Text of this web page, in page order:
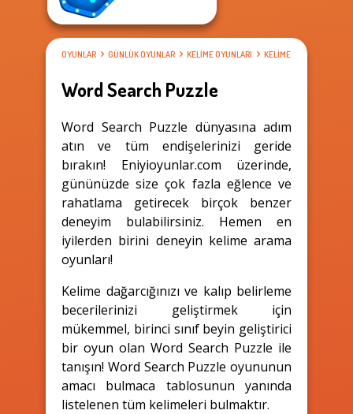
OYUNLAR GÜNLÜK OYUNLAR KELIME OYUNLARI KELIME ARAMA
Word Search Puzzle
Word Search Puzzle dünyasına adım
atın ve tüm endişelerinizi geride
bırakın! Eniyioyunlar.com üzerinde,
gününüzde size çok fazla eğlence ve
rahatlama getirecek birçok benzer
deneyim bulabilirsiniz. Hemen en
iyilerden birini deneyin kelime arama
oyunları!
Kelime dağarcığınızı ve kalıp belirleme
becerilerinizi geliştirmek için
mükemmel, birinci sınıf beyin geliştirici
bir oyun olan Word Search Puzzle ile
tanışın! Word Search Puzzle oyununun
amacı bulmaca tablosunun yanında
listelenen tüm kelimeleri bulmaktır.